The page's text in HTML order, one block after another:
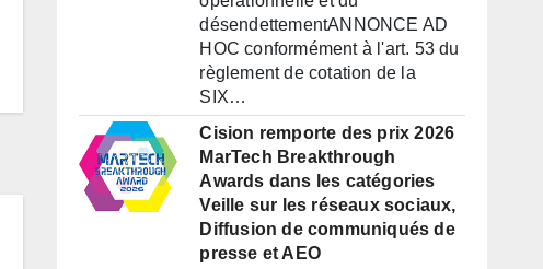
désendettementANNONCE AD
HOC conformément à l'art. 53 du
règlement de cotation de la
SIX…
Cision remporte des prix 2026
MarTech Breakthrough
Awards dans les catégories
Veille sur les réseaux sociaux,
Diffusion de communiqués de
presse et AEO